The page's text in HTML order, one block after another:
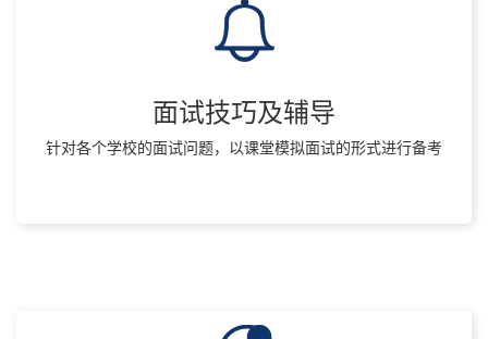
面试技巧及辅导
针对各个学校的面试问题，以课堂模拟面试的形式进行备考